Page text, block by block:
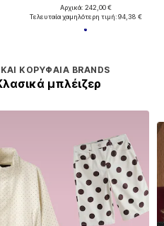
Αρχικά: 242,00 €
Τελευταία χαμηλότερη τιμή:94,38 €
ΚΟΡΥΦΑΊΑ BRANDS
μπλέιζερ